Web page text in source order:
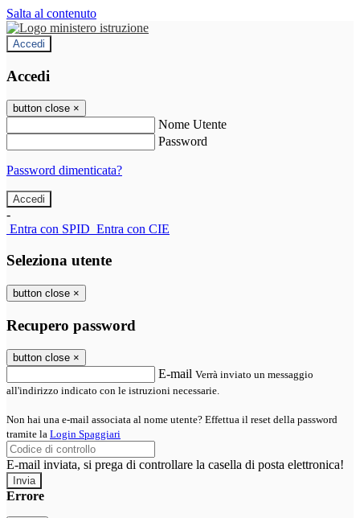
Salta al contenuto
Accedi
Accedi
button close ×
Nome Utente
Password
Password dimenticata?
-
Entra con SPID Entra con CIE
Seleziona utente
button close ×
Recupero password
button close ×
E-mail Verrà inviato un messaggio
all'indirizzo indicato con le istruzioni necessarie.
Non hai una e-mail associata al nome utente? Effettua il reset della password
tramite la Login Spaggiari
E-mail inviata, si prega di controllare la casella di posta elettronica!
Errore